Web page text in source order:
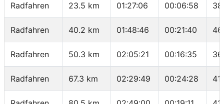
Radfahren 23.5 km 01:27:06 00:06:58
Radfahren 40.2 km 01:48:46 00:21:40
Radfahren 50.3 km 02:05:21 00:16:35
Radfahren 67.3 km 02:29:49 00:24:28